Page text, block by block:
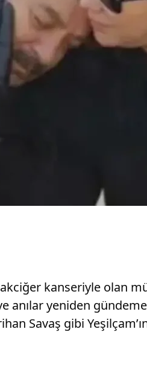
kanseriyle olan
anılar yeniden
Savaş gibi